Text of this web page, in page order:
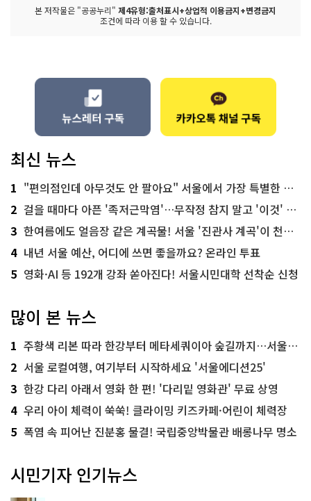
본 저작물은 "공공누리" 제4유형:출처표시+상업적 이용금지+변경금지
조건에 따라 이용 할 수 있습니다.
최신 뉴스
1 "편의점인데 아무것도 안 팔아요" 서울에서 가장 특별한 편의점의 정체
2 걸을 때마다 아픈 '족저근막염'…무작정 참지 말고 '이것' 해보세요!
3 한여름에도 얼음장 같은 계곡물! 서울 '진관사 계곡'이 천국이네~
4 내년 서울 예산, 어디에 쓰면 좋을까요? 온라인 투표
5 영화·AI 등 192개 강좌 쏟아진다! 서울시민대학 선착순 신청
많이 본 뉴스
1 주황색 리본 따라 한강부터 메타세쿼이아 숲길까지…서울둘레길 15코스
2 서울 로컬여행, 여기부터 시작하세요 '서울에디션25'
3 한강 다리 아래서 영화 한 편! '다리밑 영화관' 무료 상영
4 우리 아이 체력이 쑥쑥! 클라이밍 키즈카페·어린이 체력장
5 폭염 속 피어난 진분홍 물결! 국립중앙박물관 배롱나무 명소
시민기자 인기뉴스